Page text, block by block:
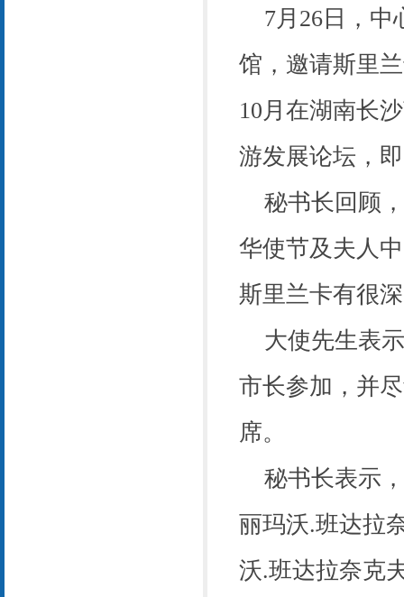
7月 26 日，中
馆，邀请斯里
10月在湖南长
游发展论坛，
秘书长回顾
华使节及夫人
斯里兰卡有很
大使先生表
市长参加，并
席。
秘书长表示
丽玛沃.班达拉
沃.班达拉奈克